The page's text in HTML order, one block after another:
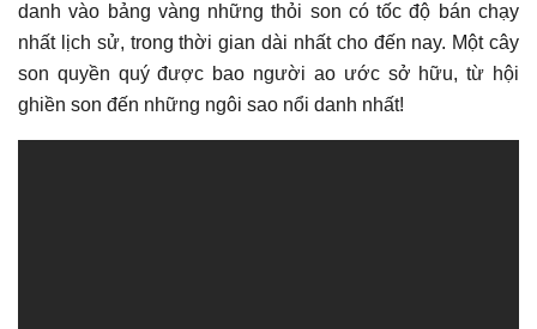
danh vào bảng vàng những thỏi son có tốc độ bán chạy
nhất lịch sử, trong thời gian dài nhất cho đến nay. Một cây
son quyền quý được bao người ao ước sở hữu, từ hội
ghiền son đến những ngôi sao nổi danh nhất!